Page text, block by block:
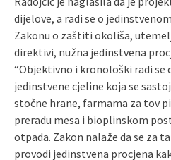
dijelove, a radi se o
Zakonu o zaštiti okoliša,
direktivi, nužna jedinstvena
“Objektivno i kronološki radi se
jedinstvene cjeline koja se
stočne hrane, farmama za tov
preradu mesa i bioplinskom
otpada. Zakon nalaže da se za
provodi jedinstvena procjena